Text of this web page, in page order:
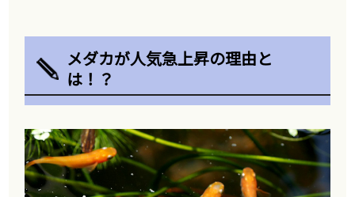
メダカが人気急上昇の理由と
は！？